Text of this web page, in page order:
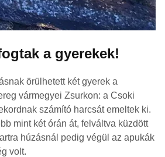
a gyerekek!
örülhetett két gyerek a
vármegyei Zsurkon: a Csoki
számító harcsát emeltek ki.
mint két órán át, felváltva küzdött
húzásnál pedig végül az apukák
volt.